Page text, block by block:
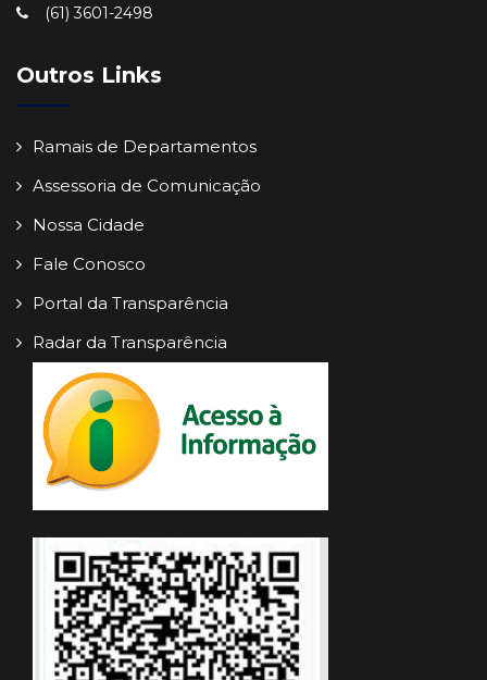
(61) 3601-2498
Outros Links
Ramais de Departamentos
Assessoria de Comunicação
Nossa Cidade
Fale Conosco
Portal da Transparência
Radar da Transparência